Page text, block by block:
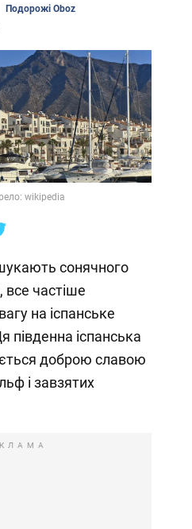
Подорожі Oboz
wikipedia
сонячного
частіше
на іспанське
південна іспанська
доброю славою
і завзятих